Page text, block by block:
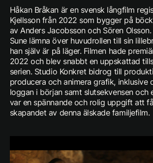
Håkan Bråkan är en svensk långfilm
Kjellsson från 2022 som bygger på
av Anders Jacobsson och Sören
Sune lämna över huvudrollen till sin
han själv är på läger. Filmen hade
2022 och blev snabbt en uppskattad
serien. Studio Konkret bidrog till
producera och animera grafik, inklusive
loggan i början samt slutsekvensen och
var en spännande och rolig uppgift att
skapandet av denna älskade familjefilm.